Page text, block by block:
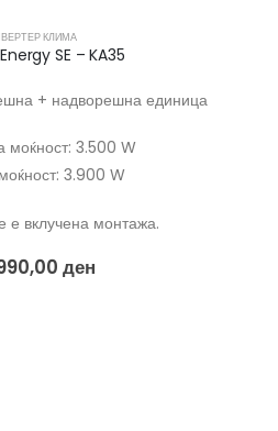
КЛИМА
SE – KA35
+ надворешна единица
моќност: 3.500 W
3.900 W
е вклучена монтажа.
ден